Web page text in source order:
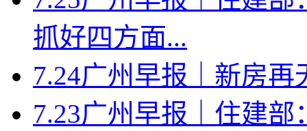
抓好四方面...
7.24广州早报｜新房再
7.23广州早报｜住建